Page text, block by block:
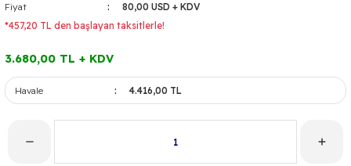
Fiyat
80,00 USD + KDV
*457,20 TL den başlayan taksitlerle!
3.680,00 TL + KDV
Havale 4.416,00 TL